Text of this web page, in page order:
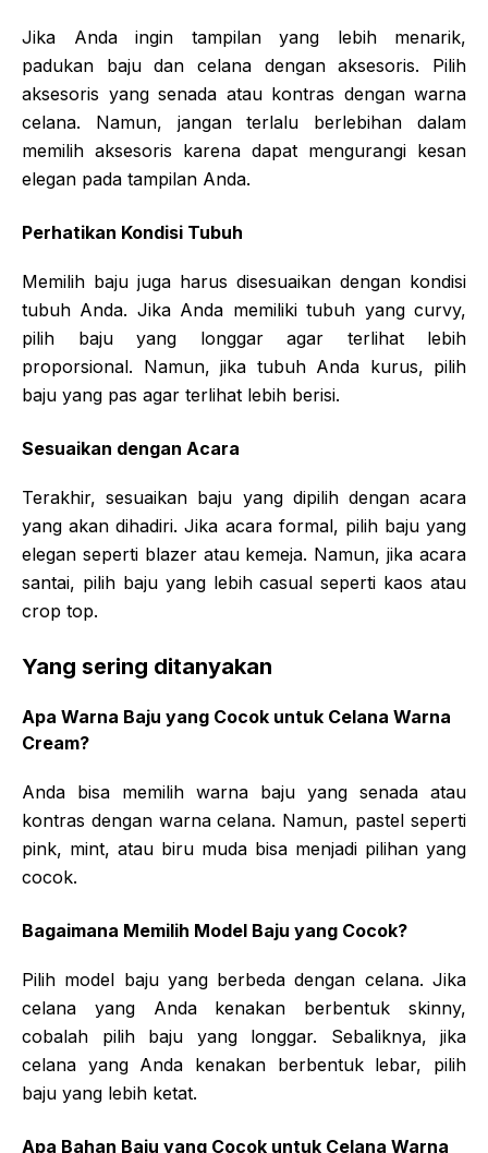
Jika Anda ingin tampilan yang lebih menarik,
padukan baju dan celana dengan aksesoris. Pilih
aksesoris yang senada atau kontras dengan warna
celana. Namun, jangan terlalu berlebihan dalam
memilih aksesoris karena dapat mengurangi kesan
elegan pada tampilan Anda.
Perhatikan Kondisi Tubuh
Memilih baju juga harus disesuaikan dengan kondisi
tubuh Anda. Jika Anda memiliki tubuh yang curvy,
pilih baju yang longgar agar terlihat lebih
proporsional. Namun, jika tubuh Anda kurus, pilih
baju yang pas agar terlihat lebih berisi.
Sesuaikan dengan Acara
Terakhir, sesuaikan baju yang dipilih dengan acara
yang akan dihadiri. Jika acara formal, pilih baju yang
elegan seperti blazer atau kemeja. Namun, jika acara
santai, pilih baju yang lebih casual seperti kaos atau
crop top.
Yang sering ditanyakan
Apa Warna Baju yang Cocok untuk Celana Warna
Cream?
Anda bisa memilih warna baju yang senada atau
kontras dengan warna celana. Namun, pastel seperti
pink, mint, atau biru muda bisa menjadi pilihan yang
cocok.
Bagaimana Memilih Model Baju yang Cocok?
Pilih model baju yang berbeda dengan celana. Jika
celana yang Anda kenakan berbentuk skinny,
cobalah pilih baju yang longgar. Sebaliknya, jika
celana yang Anda kenakan berbentuk lebar, pilih
baju yang lebih ketat.
Apa Bahan Baju yang Cocok untuk Celana Warna